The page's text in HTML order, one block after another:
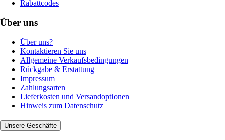
Rabattcodes
Über uns
Über uns?
Kontaktieren Sie uns
Allgemeine Verkaufsbedingungen
Rückgabe & Erstattung
Impressum
Zahlungsarten
Lieferkosten und Versandoptionen
Hinweis zum Datenschutz
Unsere Geschäfte